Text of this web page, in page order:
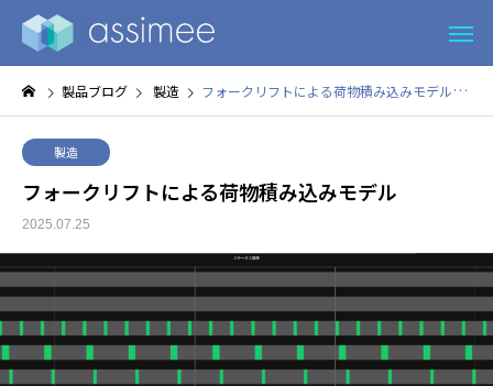
製品ブログ 製造 フォークリフトによる荷物積み込みモデル
製造
フォークリフトによる荷物積み込みモデル
2025.07.25